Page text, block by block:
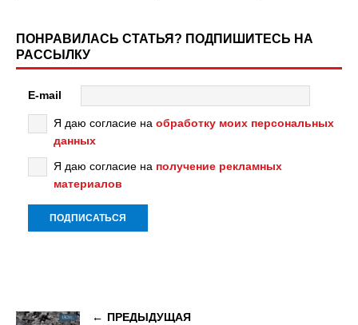
ПОНРАВИЛАСЬ СТАТЬЯ? ПОДПИШИТЕСЬ НА
РАССЫЛКУ
E-mail
Я даю согласие на обработку моих персональных
данных
Я даю согласие на получение рекламных
материалов
ПРЕДЫДУЩАЯ